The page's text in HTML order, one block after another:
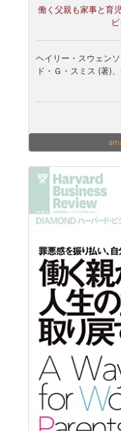
働く父親も家事と育
ヘイリー・スウェン
ド・Ｇ・スミス (著)